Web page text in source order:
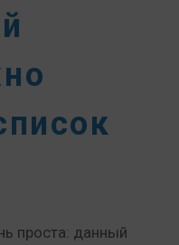
проста: данный